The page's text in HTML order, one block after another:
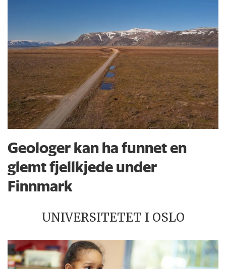
Geologer kan ha funnet en
glemt fjellkjede under
Finnmark
UNIVERSITETET I OSLO